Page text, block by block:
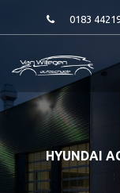
0183
HYUNDAI